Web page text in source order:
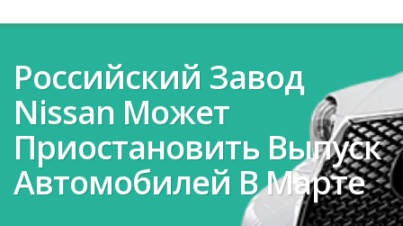
Российский Завод
Nissan Может
Приостановить Выпуск
Автомобилей В Марте